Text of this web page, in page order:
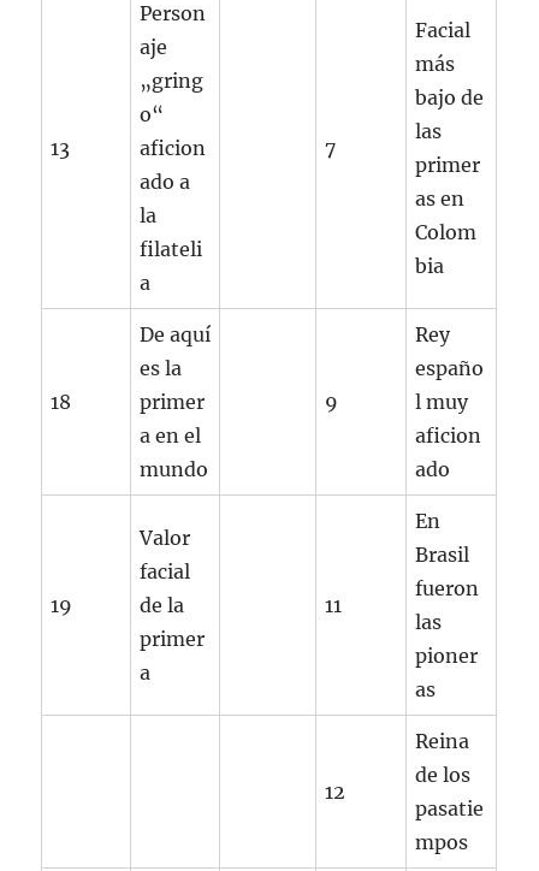
13
Person
aje
„gring
o“
aficion
ado a
la
filateli
a
7
Facial
más
bajo de
las
primer
as en
Colom
bia
18
De aquí
es la
primer
a en el
mundo
9
Rey
españo
l muy
aficion
ado
19
Valor
facial
de la
primer
a
11
En
Brasil
fueron
las
pioner
as
12
Reina
de los
pasatie
mpos